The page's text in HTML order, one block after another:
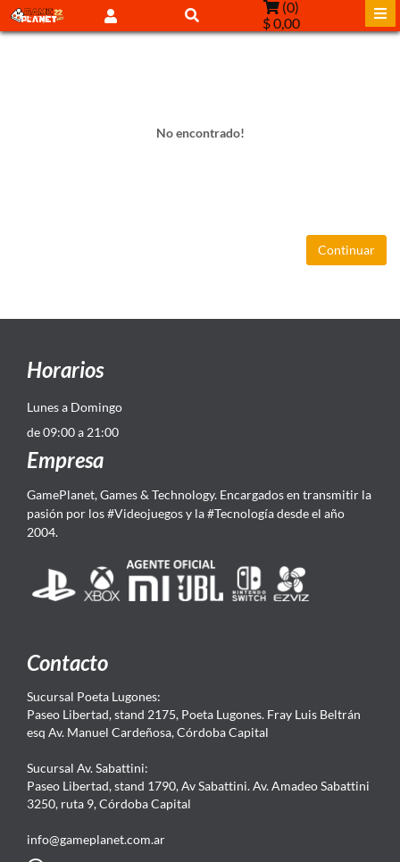
(0)
$ 0,00
No encontrado!
Continuar
Horarios
Lunes a Domingo
de 09:00 a 21:00
Empresa
GamePlanet, Games & Technology. Encargados en transmitir la
pasión por los #Videojuegos y la #Tecnología desde el año
2004.
Contacto
Sucursal Poeta Lugones:
Paseo Libertad, stand 2175, Poeta Lugones. Fray Luis Beltrán
esq Av. Manuel Cardeñosa, Córdoba Capital
Sucursal Av. Sabattini:
Paseo Libertad, stand 1790, Av Sabattini. Av. Amadeo Sabattini
3250, ruta 9, Córdoba Capital
info@gameplanet.com.ar